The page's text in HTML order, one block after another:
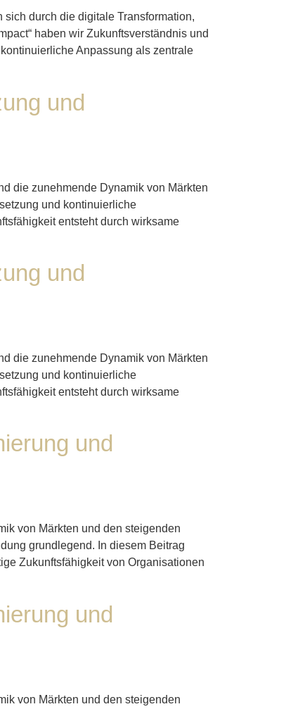
durch die digitale Transformation,
haben wir Zukunftsverständnis und
Anpassung als zentrale
und
die zunehmende Dynamik von Märkten
und kontinuierliche
entsteht durch wirksame
und
die zunehmende Dynamik von Märkten
und kontinuierliche
entsteht durch wirksame
und
von Märkten und den steigenden
grundlegend. In diesem Beitrag
Zukunftsfähigkeit von Organisationen
und
von Märkten und den steigenden